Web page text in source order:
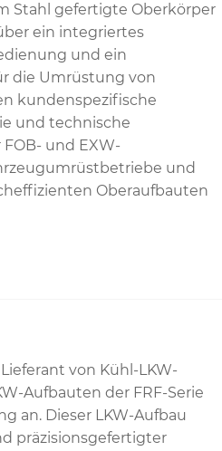
Stahl gefertigte Oberkörper
ein integriertes
und ein
die Umrüstung von
kundenspezifische
und technische
und EXW-
und
Oberaufbauten
von Kühl-LKW-
Aufbauten der FRF-Serie
an. Dieser LKW-Aufbau
präzisionsgefertigter